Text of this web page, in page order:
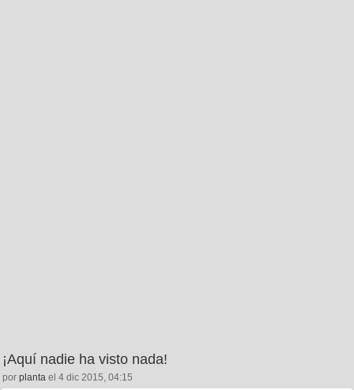
¡Aquí nadie ha visto nada!
por planta el 4 dic 2015, 04:15